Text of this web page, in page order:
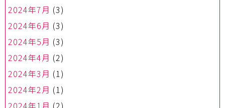
2024年7月 (3)
2024年6月 (3)
2024年5月 (3)
2024年4月 (2)
2024年3月 (1)
2024年2月 (1)
2024年1月 (2)